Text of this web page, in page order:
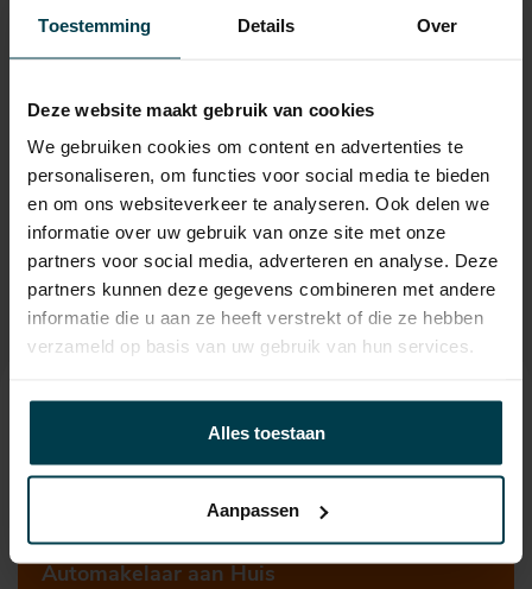
Toestemming Details Over
Deze website maakt gebruik van cookies
We gebruiken cookies om content en advertenties te
personaliseren, om functies voor social media te bieden
en om ons websiteverkeer te analyseren. Ook delen we
informatie over uw gebruik van onze site met onze
partners voor social media, adverteren en analyse. Deze
partners kunnen deze gegevens combineren met andere
informatie die u aan ze heeft verstrekt of die ze hebben
verzameld op basis van uw gebruik van hun services.
Alles toestaan
Aanpassen
APK
tot 10-03-2027
Onderhoudsboekje
Energielabel
€ 333 /kwartaal
Contact informatie
verkoop@automakelaaraanhuis.nl
Automakelaar aan Huis